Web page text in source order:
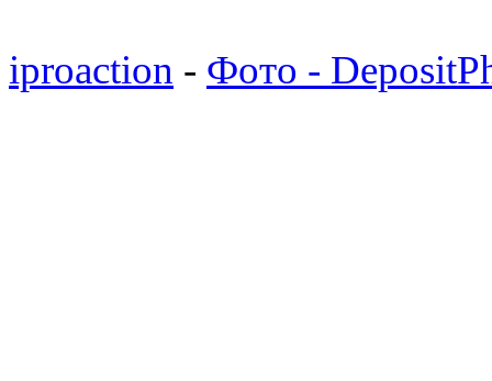
iproaction - Фото -